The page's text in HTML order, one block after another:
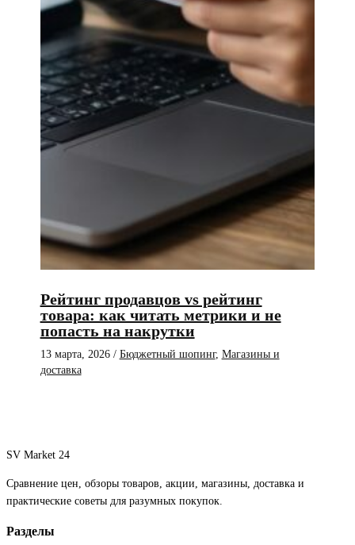
Рейтинг продавцов vs рейтинг
товара: как читать метрики и не
попасть на накрутки
13 марта, 2026 / Бюджетный шопинг, Магазины и
доставка
SV Market 24
Сравнение цен, обзоры товаров, акции, магазины, доставка и
практические советы для разумных покупок.
Разделы